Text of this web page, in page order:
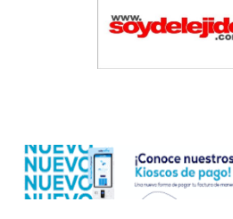
Dólar bajó 9 cts. y era
EDENORTE impulsa el
Nuevo Código Penal entra en